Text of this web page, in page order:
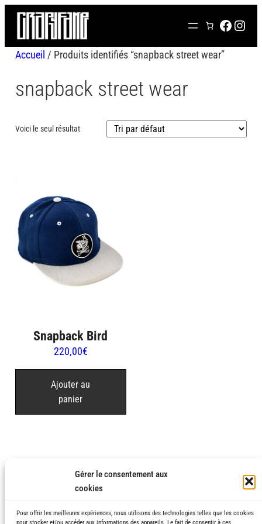
Gérer le consentement aux
cookies
Pour offrir les meilleures expériences, nous utilisons des technologies telles que les cookies
Aller
contenu
Accueil / Produits identifiés “snapback street wear”
snapback street wear
Voici le seul résultat
Snapback Bird
220,00€
Ajouter au
panier